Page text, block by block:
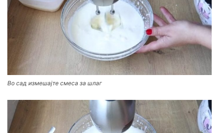
Во сад измешајте смеса за шлаг